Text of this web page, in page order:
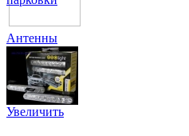
Антенны
Увеличить